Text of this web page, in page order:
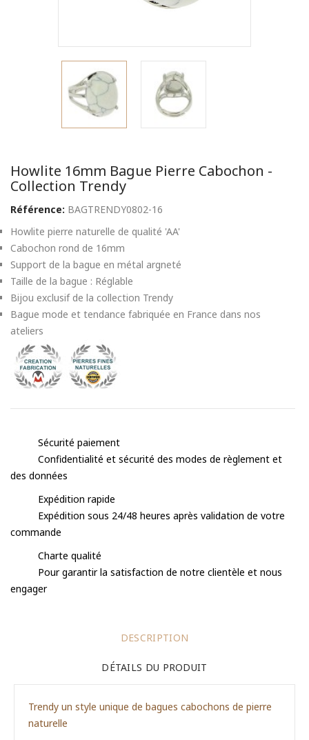
Howlite 16mm Bague Pierre Cabochon -
Collection Trendy
Référence: BAGTRENDY0802-16
Howlite pierre naturelle de qualité 'AA'
Cabochon rond de 16mm
Support de la bague en métal argneté
Taille de la bague : Réglable
Bijou exclusif de la collection Trendy
Bague mode et tendance fabriquée en France dans nos
ateliers
Sécurité paiement
Confidentialité et sécurité des modes de règlement et
des données
Expédition rapide
Expédition sous 24/48 heures après validation de votre
commande
Charte qualité
Pour garantir la satisfaction de notre clientèle et nous
engager
DESCRIPTION
DÉTAILS DU PRODUIT
Trendy un style unique de bagues cabochons de pierre
naturelle